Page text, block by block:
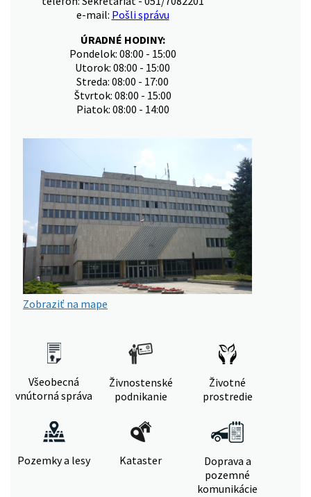
e-mail: Pošli správu
ÚRADNÉ HODINY:
Pondelok: 08:00 - 15:00
Utorok: 08:00 - 15:00
Streda: 08:00 - 17:00
Štvrtok: 08:00 - 15:00
Piatok: 08:00 - 14:00
Zobraziť na mape
Všeobecná
vnútorná správa
Živnostenské
podnikanie
Životné
prostredie
Pozemky a lesy Kataster
Doprava a
pozemné
komunikácie